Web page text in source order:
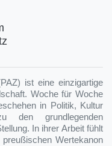
ist eine einzigartige
Woche für Woche
in Politik, Kultur
den grundlegenden
In ihrer Arbeit fühlt
Wertekanon